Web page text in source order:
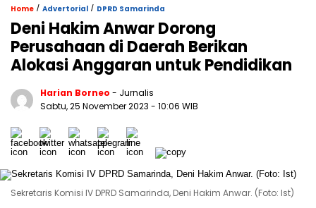
Home / Advertorial / DPRD Samarinda
Deni Hakim Anwar Dorong
Perusahaan di Daerah Berikan
Alokasi Anggaran untuk Pendidikan
Harian Borneo - Jurnalis
Sabtu, 25 November 2023 - 10:06 WIB
Sekretaris Komisi IV DPRD Samarinda, Deni Hakim Anwar. (Foto: Ist)